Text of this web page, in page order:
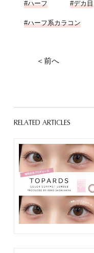
#ハーフ #デカ目
#ハーフ系カラコン
＜前へ
RELATED ARTICLES